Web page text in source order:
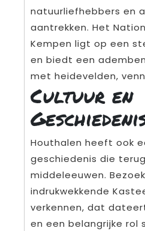
natuurliefhebbers en
aantrekken. Het
Kempen ligt op een
en biedt een
met heidevelden,
Cultuur en
Houthalen heeft ook
geschiedenis die
middeleeuwen.
indrukwekkende
verkennen, dat
en een belangrijke rol